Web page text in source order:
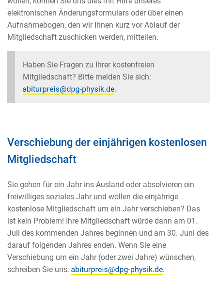
elektronischen Änderungsformulars oder über einen
Aufnahmebogen, den wir Ihnen kurz vor Ablauf der
Mitgliedschaft zuschicken werden, mitteilen.
Haben Sie Fragen zu Ihrer kostenfreien
Mitgliedschaft? Bitte melden Sie sich:
.
Verschiebung der einjährigen kostenlosen
Mitgliedschaft
Sie gehen für ein Jahr ins Ausland oder absolvieren ein
freiwilliges soziales Jahr und wollen die einjährige
kostenlose Mitgliedschaft um ein Jahr verschieben? Das
ist kein Problem! Ihre Mitgliedschaft würde dann am 01.
Juli des kommenden Jahres beginnen und am 30. Juni des
darauf folgenden Jahres enden. Wenn Sie eine
Verschiebung um ein Jahr (oder zwei Jahre) wünschen,
schreiben Sie uns:
.